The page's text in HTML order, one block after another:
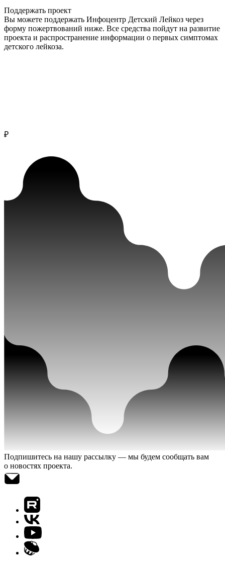
Поддержать проект
Вы можете поддержать Инфоцентр Детский Лейкоз через
форму пожертвований ниже. Все средства пойдут на развитие
проекта и распространение информации о первых симптомах
детского лейкоза.
₽
Подпишитесь на нашу рассылку — мы будем сообщать вам
о новостях проекта.